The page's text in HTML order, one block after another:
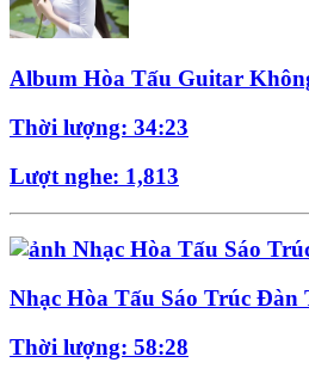
Album Hòa Tấu Guitar
Thời lượng: 34:23
Lượt nghe: 1,813
Nhạc Hòa Tấu Sáo Trúc
Thời lượng: 58:28